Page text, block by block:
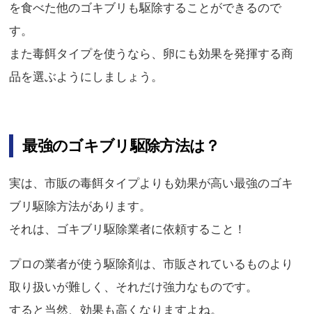
を食べた他のゴキブリも駆除することができるので
す。
また毒餌タイプを使うなら、卵にも効果を発揮する商
品を選ぶようにしましょう。
最強のゴキブリ駆除方法は？
実は、市販の毒餌タイプよりも効果が高い最強のゴキ
ブリ駆除方法があります。
それは、ゴキブリ駆除業者に依頼すること！
プロの業者が使う駆除剤は、市販されているものより
取り扱いが難しく、それだけ強力なものです。
すると当然、効果も高くなりますよね。